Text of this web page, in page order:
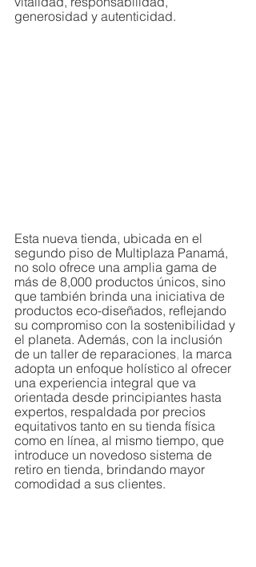
generosidad y autenticidad.
Esta nueva tienda, ubicada en el
segundo piso de Multiplaza Panamá,
no solo ofrece una amplia gama de
más de 8,000 productos únicos, sino
que también brinda una iniciativa de
productos eco-diseñados, reflejando
su compromiso con la sostenibilidad y
el planeta. Además, con la inclusión
de un taller de reparaciones, la marca
adopta un enfoque holístico al ofrecer
una experiencia integral que va
orientada desde principiantes hasta
expertos, respaldada por precios
equitativos tanto en su tienda física
como en línea, al mismo tiempo, que
introduce un novedoso sistema de
retiro en tienda, brindando mayor
comodidad a sus clientes.